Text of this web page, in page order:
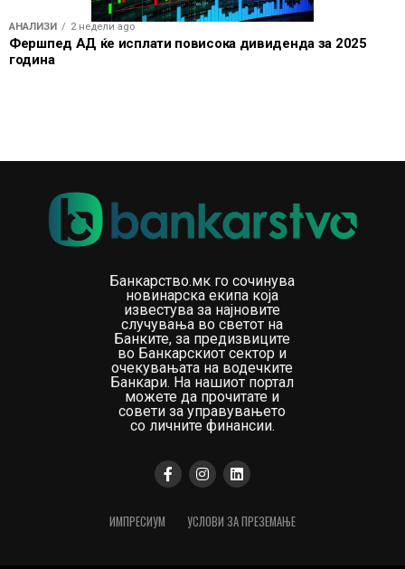
Зборувајќи за периодот кога ја извршуваше
функцијата министерка, таа признава дека искуството
од приватниот сектор не секогаш било лесно
одвиваат многу побрзо и каде што, ако има
аргументи, разговорот завршува и започнува
реализацијата“, објаснува таа.
Но, политиката функционира по поинакви правила.
„Во политиката аргументот е само почетокот на
разговорот“, вели Ангеловска.
Таа открива и една порака што ја добила кога стапила
на функцијата министерка, а која останала како една
од најважните животни лекции.
„Еден пријател ми напиша: ‘Пливај како делфин во
морето на ајкули’. Мислам дека тоа е една од
разговорот за FinSight.
АНАЛИЗИ 2 недели ago
Фершпед АД ќе исплати повисока дивиденда за 2025
година
Банкарство.мк го сочинува
новинарска екипа која
известува за најновите
случувања во светот на
Банките, за предизвиците
во Банкарскиот сектор и
очекувањата на водечките
Банкари. На нашиот портал
можете да прочитате и
совети за управувањето
со личните финансии.
ИМПРЕСИУМ УСЛОВИ ЗА ПРЕЗЕМАЊЕ